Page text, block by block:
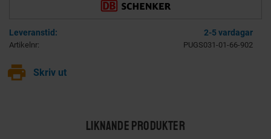
2-5 vardagar
Artikelnr PUGS031-01-66-902
print Skriv ut
LIKNANDE PRODUKTER